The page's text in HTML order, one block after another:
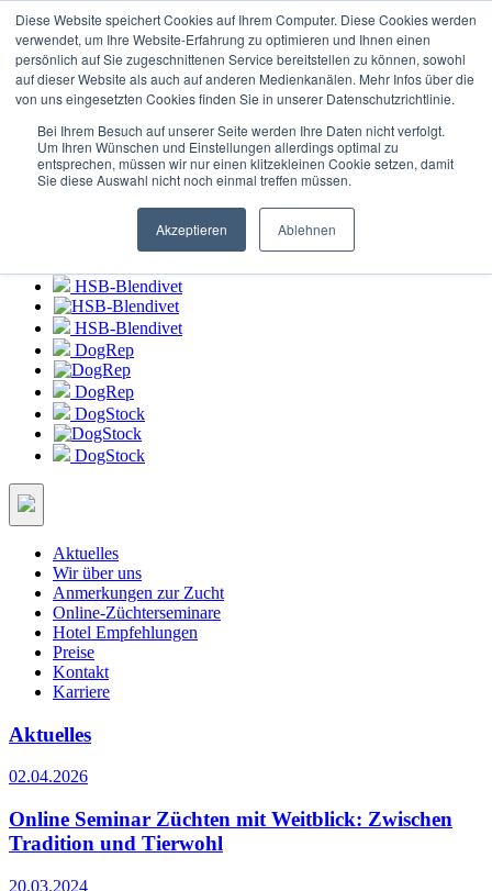
Diese Website speichert Cookies auf Ihrem Computer. Diese Cookies werden
verwendet, um Ihre Website-Erfahrung zu optimieren und Ihnen einen
persönlich auf Sie zugeschnittenen Service bereitstellen zu können, sowohl
auf dieser Website als auch auf anderen Medienkanälen. Mehr Infos über die
von uns eingesetzten Cookies finden Sie in unserer Datenschutzrichtlinie.
Bei Ihrem Besuch auf unserer Seite werden Ihre Daten nicht verfolgt.
Um Ihren Wünschen und Einstellungen allerdings optimal zu
entsprechen, müssen wir nur einen klitzekleinen Cookie setzen, damit
Sie diese Auswahl nicht noch einmal treffen müssen.
Akzeptieren Ablehnen
Login zumHSB-Blendivet Portal
HSB-Blendivet
DogRep
DogRep
DogStock
DogStock
HSB-Blendivet
HSB-Blendivet
DogRep
DogRep
DogStock
DogStock
Aktuelles
Wir über uns
Anmerkungen zur Zucht
Online-Züchterseminare
Hotel Empfehlungen
Preise
Kontakt
Karriere
Aktuelles
02.04.2026
Online Seminar Züchten mit Weitblick: Zwischen
Tradition und Tierwohl
20.03.2024